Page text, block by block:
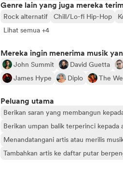
Genre lain yang juga mereka
Rock alternatif Chill/Lo-fi Hip-Hop
Lihat semua +4
Mereka ingin menerima musik
John Summit David Guetta
James Hype
Diplo The
Peluang utama
Berikan saran yang membangun
Berikan umpan balik terperinci
Menandatangani artis atau merilis
Tambahkan artis ke daftar putar